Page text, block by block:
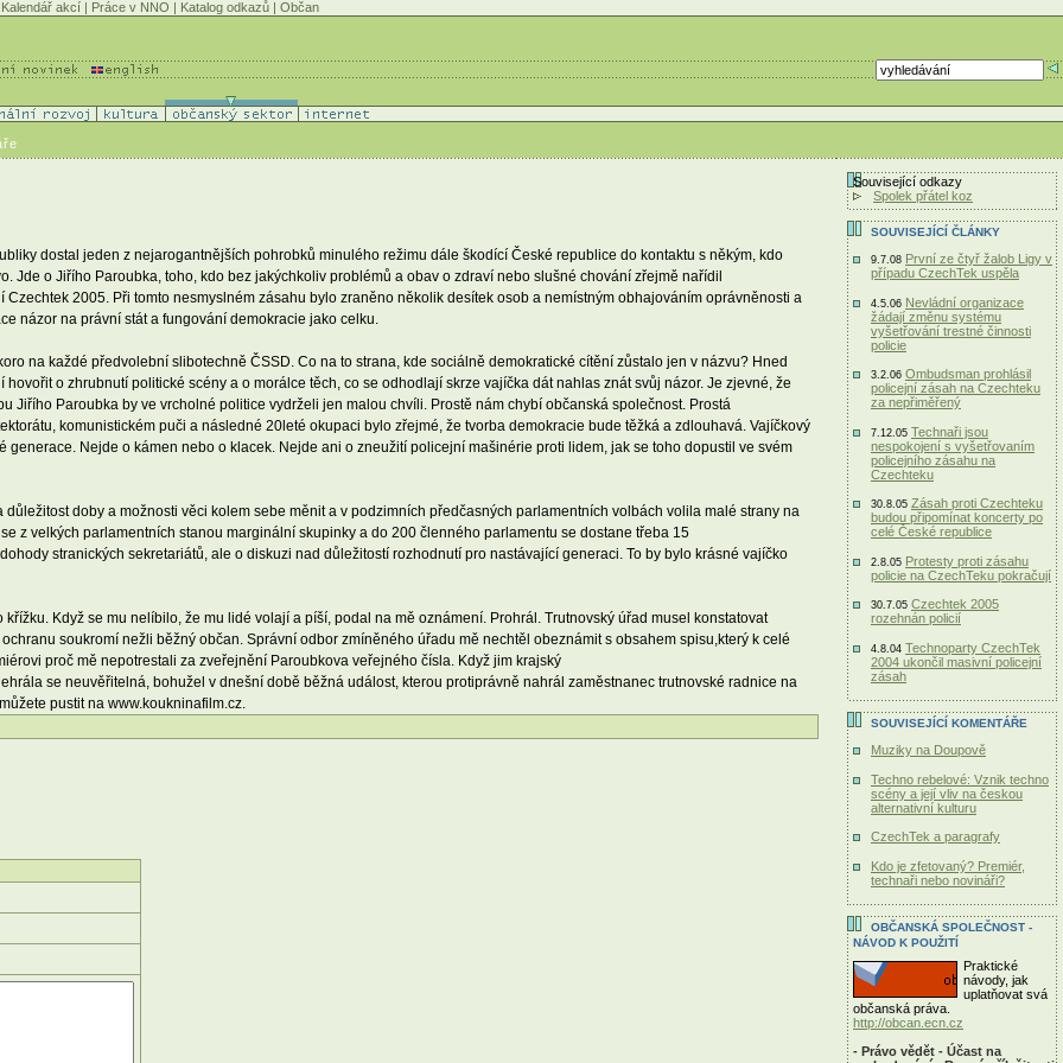
Kalendář akcí | Práce v NNO | Katalog odkazů | Občan
dostal jeden z nejarogantnějších pohrobků minulého režimu dále škodící České republice do kontaktu s někým, kdo
Jde o Jiřího Paroubka, toho, kdo bez jakýchkoliv problémů a obav o zdraví nebo slušné chování zřejmě nařídil
2005. Při tomto nesmyslném zásahu bylo zraněno několik desítek osob a nemístným obhajováním oprávněnosti a
názor na právní stát a fungování demokracie jako celku.
na každé předvolební slibotechně ČSSD. Co na to strana, kde sociálně demokratické cítění zůstalo jen v názvu? Hned
o zhrubnutí politické scény a o morálce těch, co se odhodlají skrze vajíčka dát nahlas znát svůj názor. Je zjevné, že
Jiřího Paroubka by ve vrcholné politice vydrželi jen malou chvíli. Prostě nám chybí občanská společnost. Prostá
komunistickém puči a následné 20leté okupaci bylo zřejmé, že tvorba demokracie bude těžká a zdlouhavá. Vajíčkový
generace. Nejde o kámen nebo o klacek. Nejde ani o zneužití policejní mašinérie proti lidem, jak se toho dopustil ve svém
doby a možnosti věci kolem sebe měnit a v podzimních předčasných parlamentních volbách volila malé strany na
z velkých parlamentních stanou marginální skupinky a do 200 členného parlamentu se dostane třeba 15
stranických sekretariátů, ale o diskuzi nad důležitostí rozhodnutí pro nastávající generaci. To by bylo krásné vajíčko
Když se mu nelíbilo, že mu lidé volají a píší, podal na mě oznámení. Prohrál. Trutnovský úřad musel konstatovat
soukromí nežli běžný občan. Správní odbor zmíněného úřadu mě nechtěl obeznámit s obsahem spisu,který k celé
proč mě nepotrestali za zveřejnění Paroubkova veřejného čísla. Když jim krajský
se neuvěřitelná, bohužel v dnešní době běžná událost, kterou protiprávně nahrál zaměstnanec trutnovské radnice na
pustit na www.koukninafilm.cz.
Související odkazy
Spolek přátel koz
SOUVISEJÍCÍ ČLÁNKY
9.7.08 První ze čtyř žalob Ligy v
případu CzechTek uspěla
4.5.06 Nevládní organizace
žádají změnu systému
vyšetřování trestné činnosti
policie
3.2.06 Ombudsman prohlásil
policejní zásah na Czechteku
za nepřiměřený
7.12.05 Technaři jsou
nespokojení s vyšetřovaním
policejního zásahu na
Czechteku
30.8.05 Zásah proti Czechteku
budou připomínat koncerty po
celé České republice
2.8.05 Protesty proti zásahu
policie na CzechTeku pokračují
30.7.05 Czechtek 2005
rozehnán policií
4.8.04 Technoparty CzechTek
2004 ukončil masivní policejní
zásah
SOUVISEJÍCÍ KOMENTÁŘE
Muziky na Doupově
Techno rebelové: Vznik techno
scény a její vliv na českou
alternativní kulturu
CzechTek a paragrafy
Kdo je zfetovaný? Premiér,
technaři nebo novináři?
OBČANSKÁ SPOLEČNOST -
NÁVOD K POUŽITÍ
Praktické
návody, jak
uplatňovat svá
občanská práva.
http://obcan.ecn.cz
- Právo vědět - Účast na